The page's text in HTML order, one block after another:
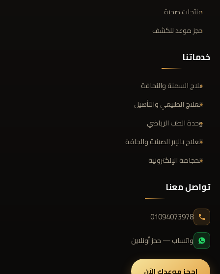
منتجات صحية
حجز موعد للكشف
خدماتنا
علاج السمنة والنحافة
العلاج الطبيعي والتأهيل
وحدة الطب الرياضي
العلاج بالإبر الصينية والجافة
الحجامة الإلكترونية
تواصل معنا
01094073978
واتساب — حجز أونلاين
احجز موعدك الآن